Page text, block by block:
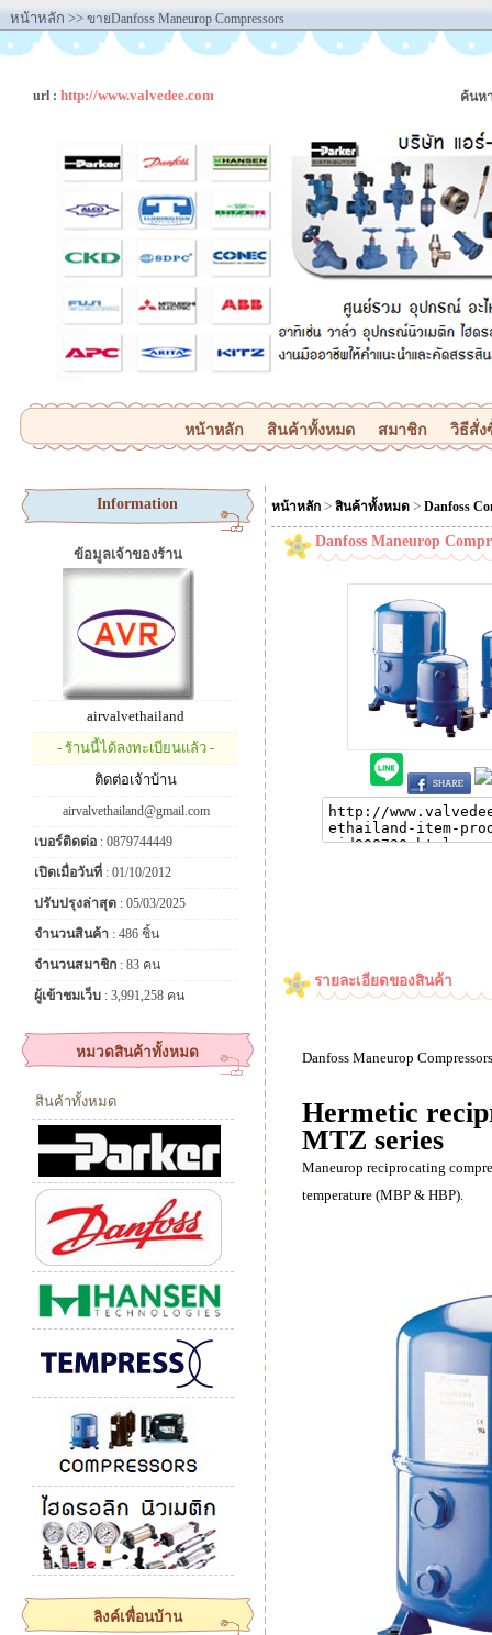
หน้าหลัก >> ขายDanfoss Maneurop Compressors
url : http://www.valvedee.com ค้นห
หน้าหลัก สินค้าทั้งหมด สมาชิก วิธีสั่
Information
ข้อมูลเจ้าของร้าน
airvalvethailand
- ร้านนี้ได้ลงทะเบียนแล้ว -
ติดต่อเจ้าบ้าน
airvalvethailand@gmail.com
เบอร์ติดต่อ : 0879744449
เปิดเมื่อวันที่ : 01/10/2012
ปรับปรุงล่าสุด : 05/03/2025
จำนวนสินค้า : 486 ชิ้น
จำนวนสมาชิก : 83 คน
ผู้เข้าชมเว็บ : 3,991,258 คน
หมวดสินค้าทั้งหมด
สินค้าทั้งหมด
ลิงค์เพื่อนบ้าน
หน้าหลัก > สินค้าทั้งหมด > Danfoss
Danfoss Maneurop
รายละเอียดของสินค้า
Danfoss Maneurop
Hermetic
MTZ series
Maneurop reciprocating
temperature (MBP & HBP).